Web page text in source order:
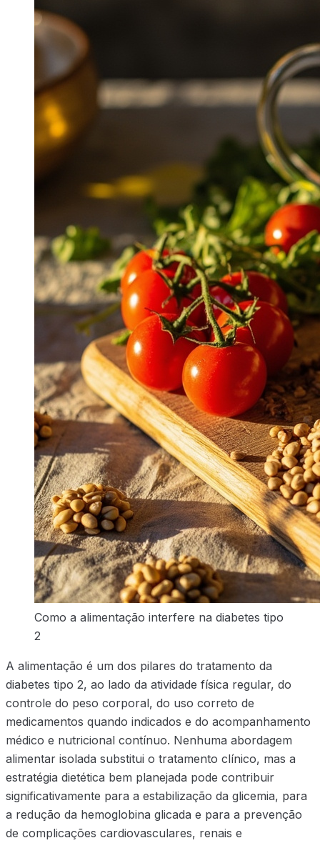
Como a alimentação interfere na diabetes tipo
2
A alimentação é um dos pilares do tratamento da
diabetes tipo 2, ao lado da atividade física regular, do
controle do peso corporal, do uso correto de
medicamentos quando indicados e do acompanhamento
médico e nutricional contínuo. Nenhuma abordagem
alimentar isolada substitui o tratamento clínico, mas a
estratégia dietética bem planejada pode contribuir
significativamente para a estabilização da glicemia, para
a redução da hemoglobina glicada e para a prevenção
de complicações cardiovasculares, renais e